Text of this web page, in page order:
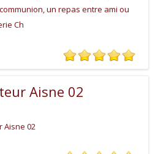
un repas entre ami ou
Ch
Aisne 02
Aisne 02